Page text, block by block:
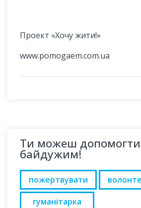
Проект «Хочу жити!»
www.pomogaem.com.ua
Ти можеш
байдужим!
пожертвувати
гуманітарка